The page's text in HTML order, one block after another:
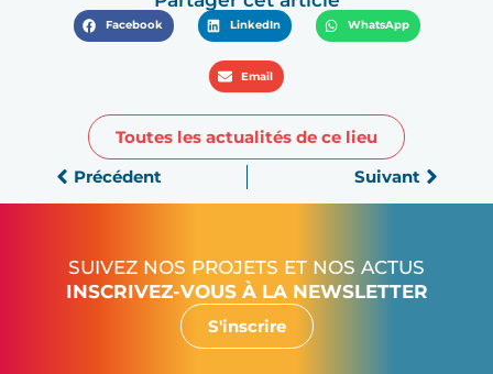
Facebook LinkedIn WhatsApp
Email
Toutes les actualités de ce lieu
Précédent
Suivant
SUIVEZ NOS PROJETS ET NOS ACTUS
INSCRIVEZ-VOUS À LA NEWSLETTER
S'inscrire